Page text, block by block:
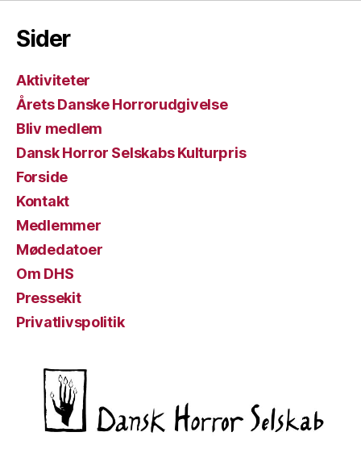
Sider
Aktiviteter
Årets Danske Horrorudgivelse
Bliv medlem
Dansk Horror Selskabs Kulturpris
Forside
Kontakt
Medlemmer
Mødedatoer
Om DHS
Pressekit
Privatlivspolitik